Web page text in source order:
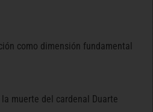
como dimensión fundamental
muerte del cardenal Duarte